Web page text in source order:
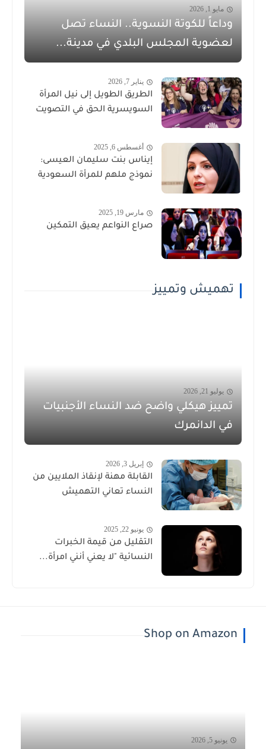
مايو 1, 2026
وداعاً للكوتة النسوية.. النساء تصل
لعضوية المجلس البلدي في مدينة...
يناير 7, 2026
الطريق الطويل إلى نيل المرأة
السويسرية الحق في التصويت
أغسطس 6, 2025
إيناس بنت سليمان العيسى:
نموذج ملهم للمرأة السعودية
مارس 19, 2025
صراع النواعم يعيق التمكين
تهميش وتمييز
يوليو 21, 2026
تمييز هيكلي واضح ضد النساء الأجنبيات
في الدانمرك
إبريل 3, 2026
القابلة مهنة لإنقاذ الملايين من
النساء تعاني التهميش
يونيو 22, 2025
التقليل من قيمة الخبرات
النسائية "لا يعني أنني امرأة...
Shop on Amazon
يونيو 5, 2026